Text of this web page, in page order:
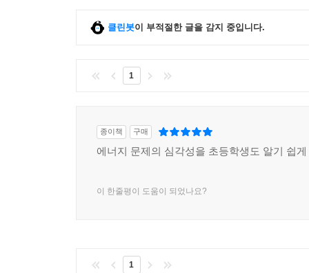
클린봇이 부적절한 글을 감지 중입니다.
1
종이책 구매
에너지 문제의 심각성을 초등학생도 알기 쉽
이 한줄평이 도움이 되었나요?
1